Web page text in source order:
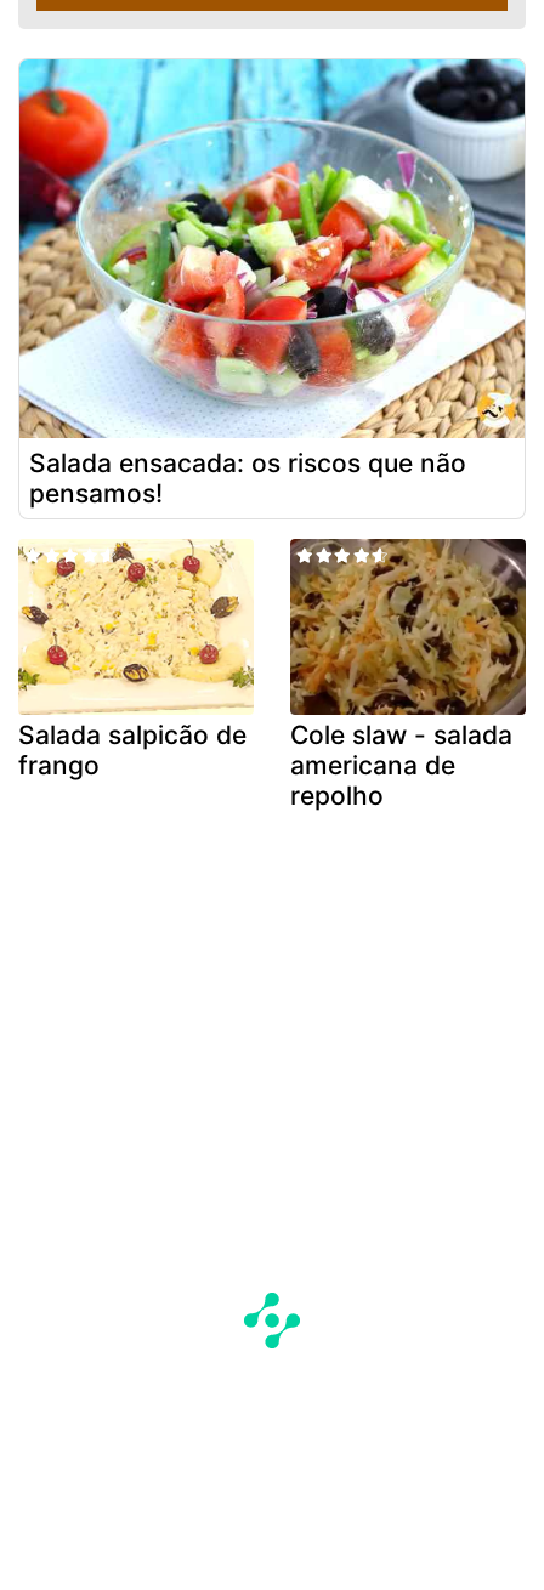
Salada ensacada: os riscos que não
pensamos!
Salada salpicão de
frango
Cole slaw - salada
americana de
repolho